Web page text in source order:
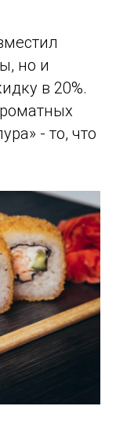
но и
в 20%.
- то, что